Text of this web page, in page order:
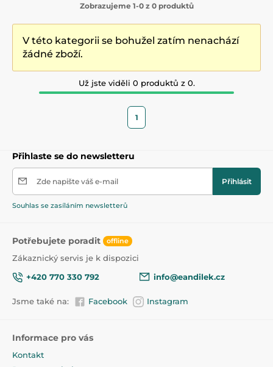
Zobrazujeme 1-0 z 0 produktů
V této kategorii se bohužel zatím nenachází
žádné zboží.
Už jste viděli 0 produktů z 0.
1
Přihlaste se do newsletteru
Zde napište váš e-mail Přihlásit
Souhlas se zasíláním newsletterů
Potřebujete poradit offline
Zákaznický servis je k dispozici
+420 770 330 792
info@eandilek.cz
Jsme také na: Facebook Instagram
Informace pro vás
Kontakt